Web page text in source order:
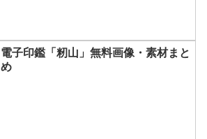
電子印鑑「籾山」無料画像・素材まと
め